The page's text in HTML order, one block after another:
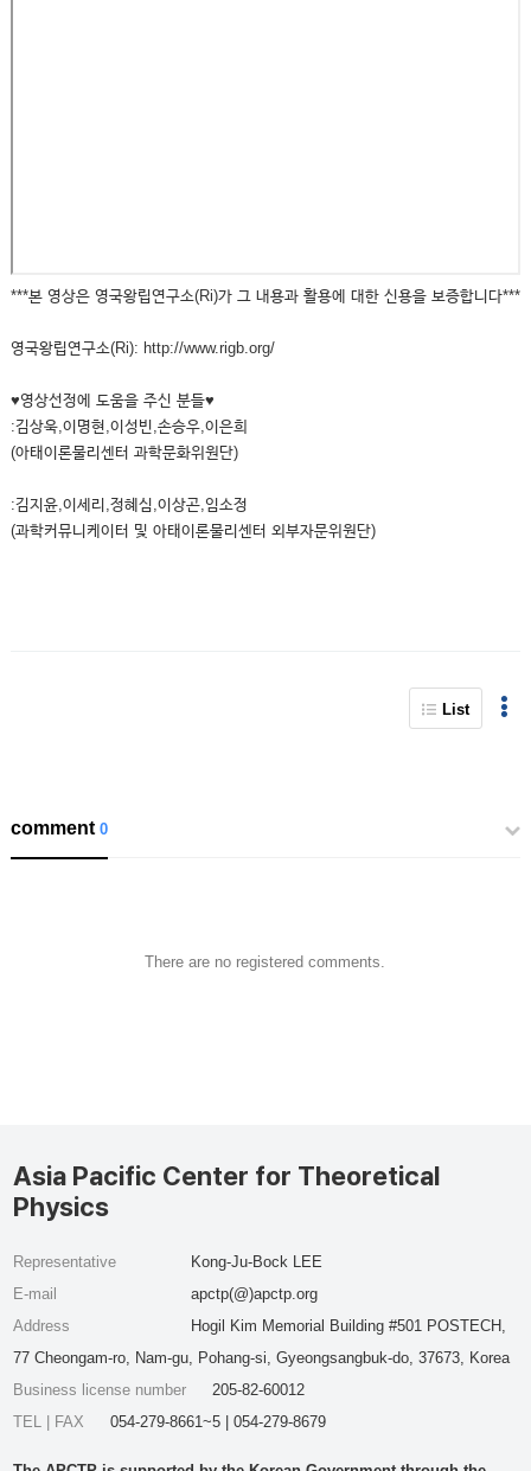
***본 영상은 영국왕립연구소(Ri)가 그 내용과 활용에 대한 신용을 보증합니다***
영국왕립연구소(Ri): http://www.rigb.org/
♥영상선정에 도움을 주신 분들♥
:김상욱,이명현,이성빈,손승우,이은희
(아태이론물리센터 과학문화위원단)
:김지윤,이세리,정혜심,이상곤,임소정
(과학커뮤니케이터 및 아태이론물리센터 외부자문위원단)
List
comment0
There are no registered comments.
Asia Pacific Center for Theoretical
Physics
Representative
Kong-Ju-Bock LEE
E-mail
apctp(@)apctp.org
Address
Hogil Kim Memorial Building #501 POSTECH,
77 Cheongam-ro, Nam-gu, Pohang-si, Gyeongsangbuk-do, 37673, Korea
Business license number
205-82-60012
TEL | FAX
054-279-8661~5 | 054-279-8679